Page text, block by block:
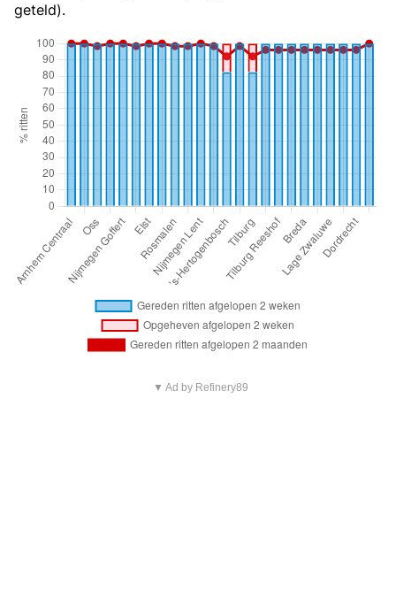
geteld).
▼ Ad by Refinery89